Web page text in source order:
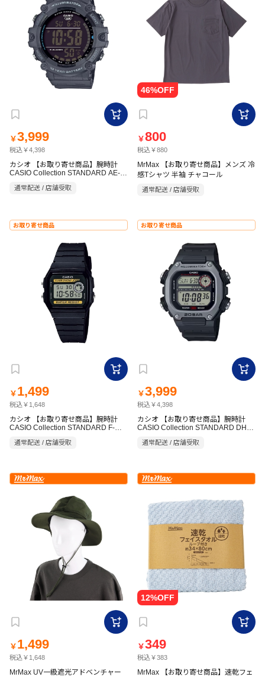
￥3,999
税込￥4,398
カシオ 【お取り寄せ商品】腕時計
CASIO Collection STANDARD AE-
通常配送 / 店舗受取
￥800
税込￥880
MrMax 【お取り寄せ商品】メンズ 冷
感Tシャツ 半袖 チャコール
通常配送 / 店舗受取
お取り寄せ商品
￥ 1,499
税込￥1,648
カシオ 【お取り寄せ商品】腕時計
CASIO Collection STANDARD F-
通常配送 / 店舗受取
お取り寄せ商品
￥3,999
税込￥4,398
カシオ 【お取り寄せ商品】腕時計
CASIO Collection STANDARD DH-
通常配送 / 店舗受取
￥ 1,499
税込￥1,648
MrMax UV一級遮光アドベンチャー
￥349
税込￥383
MrMax 【お取り寄せ商品】速乾フェ